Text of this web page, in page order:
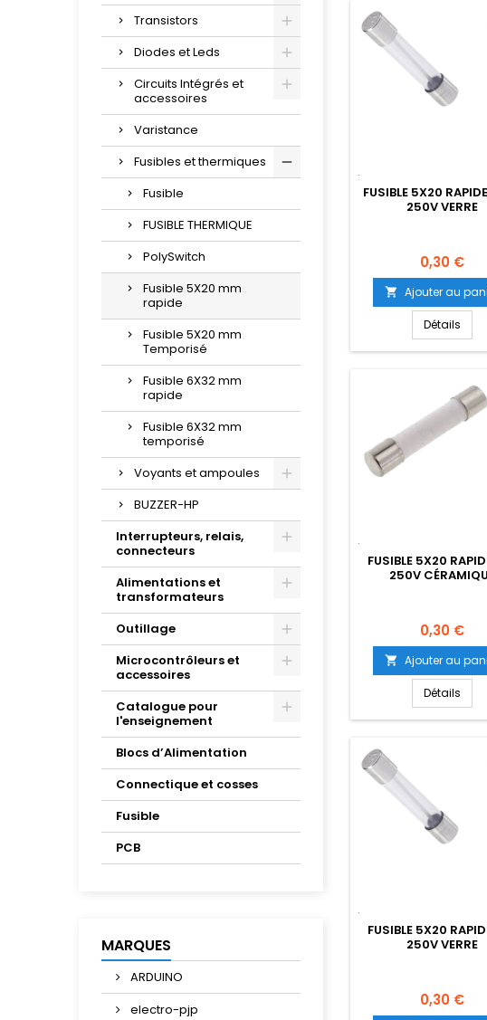
Transistors
Diodes et Leds
Circuits Intégrés et
accessoires
Varistance
Fusibles et thermiques
Fusible
FUSIBLE THERMIQUE
PolySwitch
Fusible 5X20 mm
rapide
Fusible 5X20 mm
Temporisé
Fusible 6X32 mm
rapide
Fusible 6X32 mm
temporisé
Voyants et ampoules
BUZZER-HP
Interrupteurs, relais,
connecteurs
Alimentations et
transformateurs
Outillage
Microcontrôleurs et
accessoires
Catalogue pour
l'enseignement
Blocs d’Alimentation
Connectique et cosses
Fusible
PCB
MARQUES
ARDUINO
electro-pjp
FUSIBLE 5X20
250V VERRE
Prix
0,30 €
 Ajouter au
Détails
FUSIBLE 5X20
250V
Prix
0,30 €
 Ajouter au
Détails
FUSIBLE 5X20
250V VERRE
Prix
0,30 €